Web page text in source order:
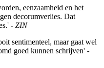
eenzaamheid en het
decorumverlies. Dat
- ZIN
sentimenteel, maar gaat wel
goed kunnen schrijven' -